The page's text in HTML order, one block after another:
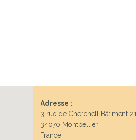
Adresse :
3 rue de Cherchell Bâtiment 21
34070 Montpellier
France